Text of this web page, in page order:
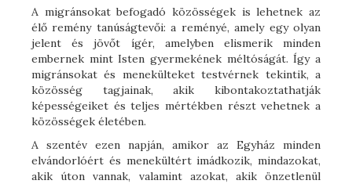
A migránsokat befogadó közösségek is lehetnek az
élő remény tanúságtevői: a reményé, amely egy olyan
jelent és jövőt ígér, amelyben elismerik minden
embernek mint Isten gyermekének méltóságát. Így a
migránsokat és menekülteket testvérnek tekintik, a
közösség tagjainak, akik kibontakoztathatják
képességeiket és teljes mértékben részt vehetnek a
közösségek életében.
A szentév ezen napján, amikor az Egyház minden
elvándorlóért és menekültért imádkozik, mindazokat,
akik úton vannak, valamint azokat, akik önzetlenül